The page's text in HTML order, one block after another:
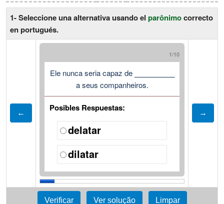
1- Seleccione una alternativa usando el parônimocorrecto
en portugués.
1/10
Ele nunca seria capaz de
a seus companheiros.
Posibles Respuestas:
delatar
dilatar